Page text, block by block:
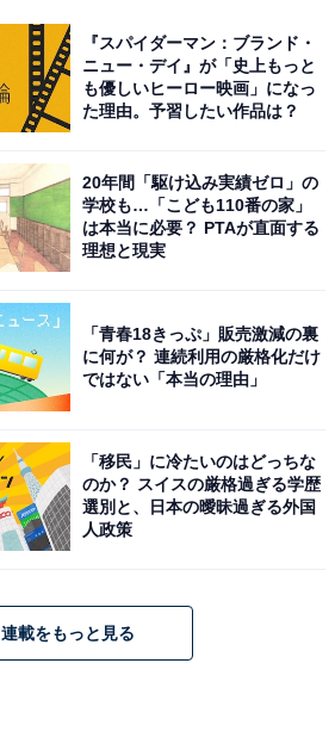
『スパイダーマン：ブランド・
ニュー・デイ』が「史上もっと
も優しいヒーロー映画」になっ
た理由。予習したい作品は？
20年間「駆け込み実績ゼロ」の
学校も…「こども110番の家」
は本当に必要？ PTAが直面する
理想と現実
「青春18きっぷ」販売激減の裏
に何が？ 連続利用の厳格化だけ
ではない「本当の理由」
「移民」に冷たいのはどっちな
のか？ スイスの厳格過ぎる学歴
選別と、日本の曖昧過ぎる外国
人政策
連載をもっと見る